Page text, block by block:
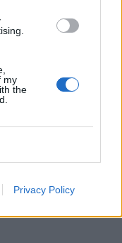
my
the
Privacy Policy
v závislosti
klienta a